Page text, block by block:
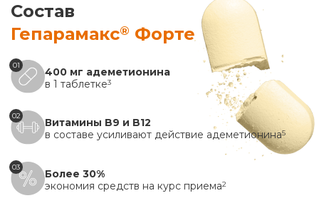
Состав
Гепарамакс® Форте
01
400 мг адеметионина
в 1 таблетке3
02
Витамины B9 и B12
в составе усиливают действие адеметионина5
03
Более 30%
экономия средств на курс приема2